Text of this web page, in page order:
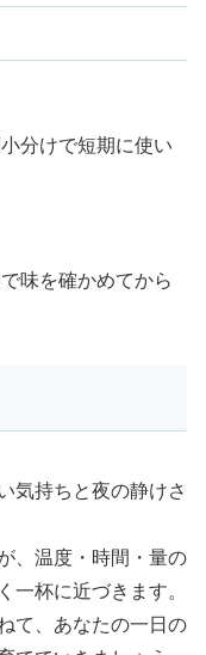
分けで短期に使い
味を確かめてから
気持ちと夜の静けさ
、温度・時間・量の
一杯に近づきます。
て、あなたの一日の